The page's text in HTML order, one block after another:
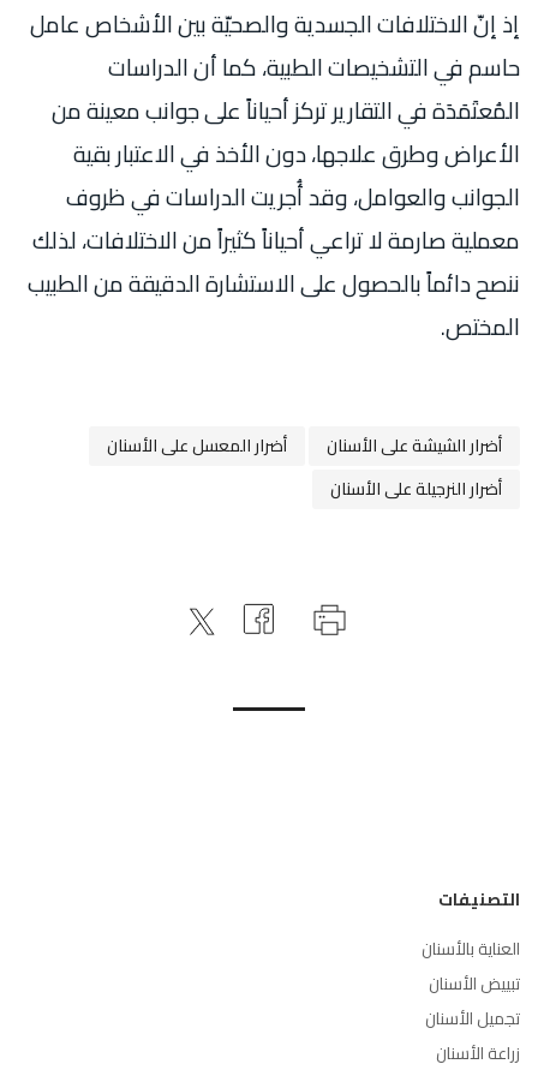
إذ إنّ الاختلافات الجسدية والصحيّة بين الأشخاص عامل
حاسم في التشخيصات الطبية، كما أن الدراسات
المُعتَمَدَة في التقارير تركز أحياناً على جوانب معينة من
الأعراض وطرق علاجها، دون الأخذ في الاعتبار بقية
الجوانب والعوامل، وقد أُجريت الدراسات في ظروف
معملية صارمة لا تراعي أحياناً كثيراً من الاختلافات، لذلك
ننصح دائماً بالحصول على الاستشارة الدقيقة من الطبيب
المختص.
أضرار الشيشة على الأسنان
أضرار المعسل على الأسنان
أضرار النرجيلة على الأسنان
التصنيفات
العناية بالأسنان
تبييض الأسنان
تجميل الأسنان
زراعة الأسنان